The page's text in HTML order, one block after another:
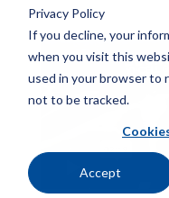
Privacy Policy
If you decline, your
when you visit this
used in your browser to
not to be tracked.
Accept